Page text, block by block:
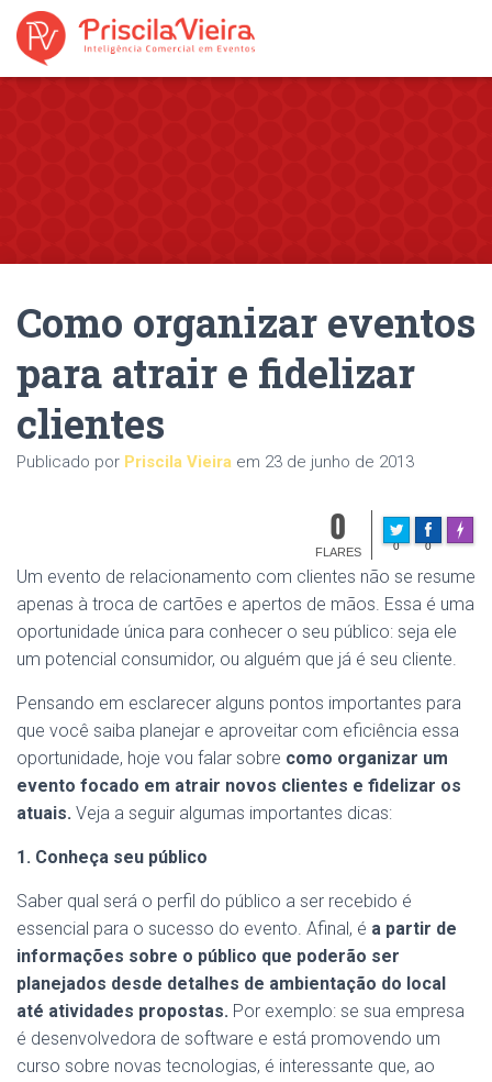
Como organizar eventos
para atrair e fidelizar
clientes
Publicado por Priscila Vieira em 23 de junho de 2013
0
FLARES 0 0
Made
Um evento de relacionamento com clientes não se resume
apenas à troca de cartões e apertos de mãos. Essa é uma
oportunidade única para conhecer o seu público: seja ele
um potencial consumidor, ou alguém que já é seu cliente.
Pensando em esclarecer alguns pontos importantes para
que você saiba planejar e aproveitar com eficiência essa
oportunidade, hoje vou falar sobre como organizar um
evento focado em atrair novos clientes e fidelizar os
atuais. Veja a seguir algumas importantes dicas:
1. Conheça seu público
Saber qual será o perfil do público a ser recebido é
essencial para o sucesso do evento. Afinal, é a partir de
informações sobre o público que poderão ser
planejados desde detalhes de ambientação do local
até atividades propostas. Por exemplo: se sua empresa
é desenvolvedora de software e está promovendo um
curso sobre novas tecnologias, é interessante que, ao